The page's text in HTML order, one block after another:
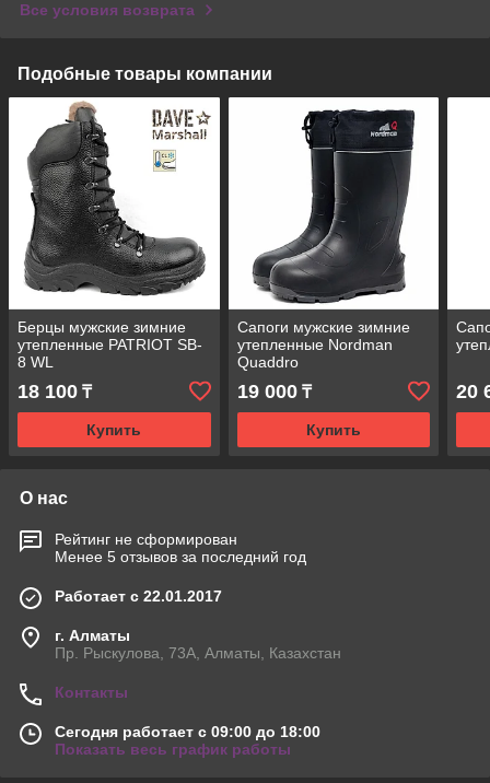
Все условия возврата
Подобные товары компании
Берцы мужские зимние
утепленные PATRIOT SB-
8 WL
18 100 ₸
Купить
Сапоги мужские зимние
утепленные Nordman
Quaddro
19 000₸
Купить
20
О нас
Рейтинг не сформирован
Менее 5 отзывов за последний год
Работает с 22.01.2017
г. Алматы
Пр. Рыскулова, 73А, Алматы, Казахстан
Контакты
Сегодня работает с 09:00 до 18:00
Показать весь график работы